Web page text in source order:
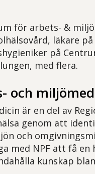
för arbets- &
läkare
på
med flera.
och
är en del av
genom att
och
med NPF att få
kunskap